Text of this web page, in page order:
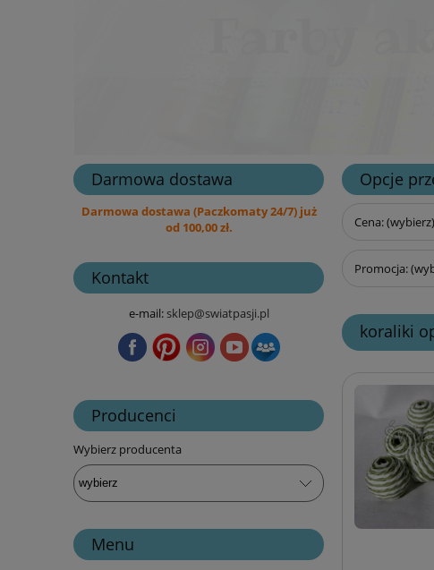
Darmowa dostawa
Darmowa dostawa (Paczkomaty 24/7) już
od 100,00 zł.
Kontakt
e-mail:sklep@swiatpasji.pl
Producenci
Wybierz producenta
Menu
Opcje
Cena: (wybierz)
Promocja:
koraliki